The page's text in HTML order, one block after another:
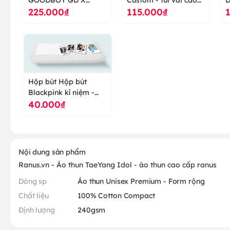
TAEYANG - áo thun
225.000₫
cấp ranus
115.000₫
Hộp bút Hộp bút
Blackpink kỉ niệm -
hộp bút cao cấp ranus
40.000₫
Nội dung sản phẩm
Ranus.vn - Áo thun TaeYang Idol - áo thun cao cấp ranus
Dòng sp
Áo thun Unisex Premium - Form rộng
Chất liệu
100% Cotton Compact
Định lượng
240gsm